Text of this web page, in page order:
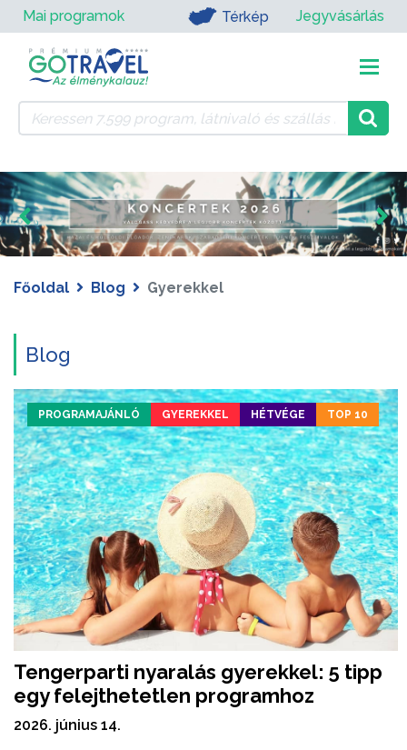
Mai programok Térkép Jegyvásárlás
Főoldal Blog Gyerekkel
Blog
PROGRAMAJÁNLÓ GYEREKKEL HÉTVÉGE TOP 10
Tengerparti nyaralás gyerekkel: 5 tipp
egy felejthetetlen programhoz
2026. június 14.